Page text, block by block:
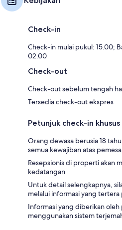
Check-in
Check-in mulai pukul: 15.00;
02.00
Check-out
Check-out sebelum tengah
Tersedia check-out ekspres
Petunjuk check-in khusus
Orang dewasa berusia 18
semua kewajiban atas
Resepsionis di properti akan
kedatangan
Untuk detail selengkapnya,
melalui informasi yang
Informasi yang diberikan
menggunakan sistem